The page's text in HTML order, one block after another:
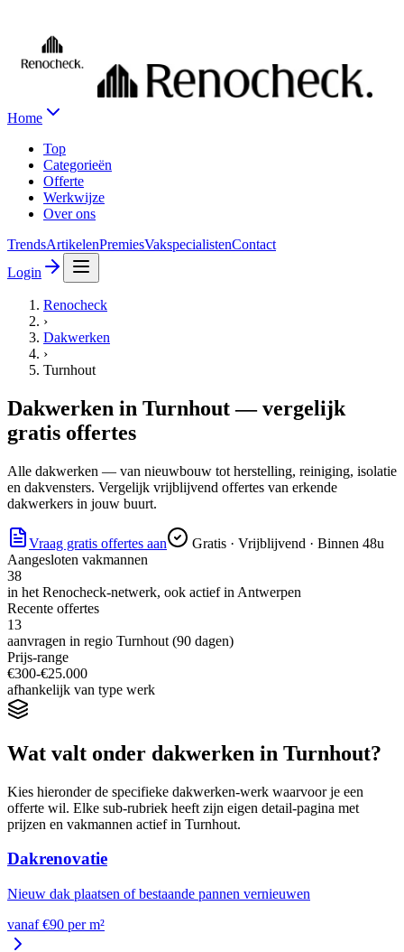
Home
Top
Categorieën
Offerte
Werkwijze
Over ons
TrendsArtikelenPremiesVakspecialistenContact
Login
Renocheck
›
Dakwerken
›
Turnhout
Dakwerken in Turnhout— vergelijk
gratis offertes
Alle dakwerken — van nieuwbouw tot herstelling, reiniging, isolatie
en dakvensters. Vergelijk vrijblijvend offertes van erkende
dakwerkers in jouw buurt.
Vraag gratis offertes aan
Gratis · Vrijblijvend · Binnen 48u
Aangesloten vakmannen
38
in het Renocheck-netwerk, ook actief in Antwerpen
Recente offertes
13
aanvragen in regio Turnhout (90 dagen)
Prijs-range
€300-€25.000
afhankelijk van type werk
Wat valt onder dakwerken in Turnhout?
Kies hieronder de specifieke dakwerken-werk waarvoor je een
offerte wil. Elke sub-rubriek heeft zijn eigen detail-pagina met
prijzen en vakmannen actief in Turnhout.
Dakrenovatie
Nieuw dak plaatsen of bestaande pannen vernieuwen
vanaf €90 perm²